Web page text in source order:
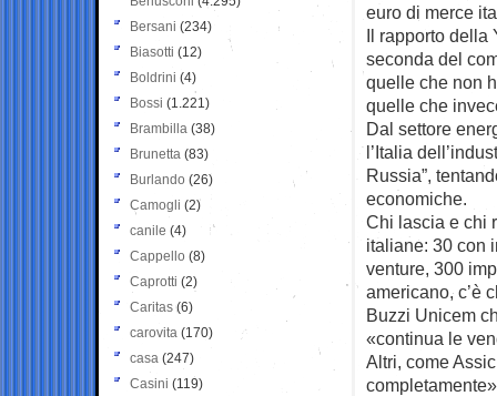
euro di merce
Il rapporto della
seconda del
quelle che non
quelle che
Dal settore
l’Italia
Russia”,
economiche.
Chi lascia e chi
italiane: 30 con
venture, 300
americano, c’è
Buzzi Unicem
«continua le
Altri, come
Bersani (234)
Biasotti (12)
Boldrini (4)
Bossi (1.221)
Brambilla (38)
Brunetta (83)
Burlando (26)
Camogli (2)
canile (4)
Cappello (8)
Caprotti (2)
Caritas (6)
carovita (170)
casa (247)
Casini (119)